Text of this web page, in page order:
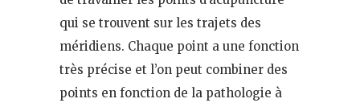
qui se trouvent sur les trajets des
méridiens. Chaque point a une fonction
très précise et l’on peut combiner des
points en fonction de la pathologie à